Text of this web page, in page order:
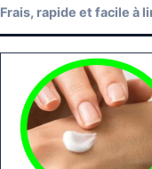
Frais, rapide et facile à